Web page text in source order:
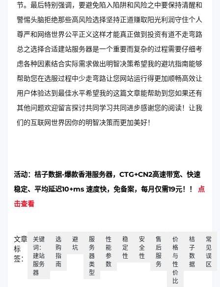
节。最后特别强调，要避免陷入陷阱和风险之中要保持清醒和
警惕头脑拒绝那些高风险选择坚持正道赚取阳光利润守住个人
尊严和网络世界公平正义这样才能真正做到投资有道不走弯路
总之选择合适建站服务器是一个重要而复杂的过程需要仔细考
虑各种因素结合实际需求做出明智决策希望我的避坑指南能够
帮助您在选服过程中少走弯路让您网站运行得更加顺畅高效让
用户体验达到最佳水平希望我的这篇文章能帮助到您如果还有
其他问题欢迎留言探讨共同学习共同进步感谢您的阅读！让我
们的互联网世界因你的明智决策而更加美好！
活动：桔子数据-爆款香港服务器，CTG+CN2高速带宽、快速
稳定、平均延迟10+ms 速度快，免备案，每月仅需19元！！ 点
击查看
文章
标
签：
关键
词：
建站
服务
器
选
购
指
南
避
坑
服
务
器
类
型
性
能
参
数
稳
定
性
安
全
性
售
后
服
务
价
格
与
性
价
比
桔
子
数
据
常
见
误
区